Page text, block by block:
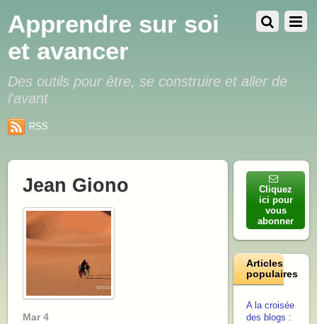
Apprendre sur soi
et avancer
Des outils pour être, se construire et aller de
l'avant
RSS
Jean Giono
Mar 4
Cliquez
ici pour
vous
abonner
Articles
populaires
A la croisée
des blogs :